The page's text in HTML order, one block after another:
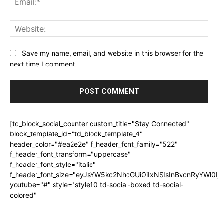
Save my name, email, and website in this browser for the
next time I comment.
[td_block_social_counter custom_title="Stay Connected"
block_template_id="td_block_template_4"
header_color="#ea2e2e" f_header_font_family="522"
f_header_font_transform="uppercase"
f_header_font_style="italic"
youtube="#" style="style10 td-social-boxed td-social-
colored"